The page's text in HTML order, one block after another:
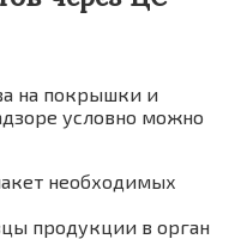
на покрышки и
условно можно
необходимых
продукции в орган